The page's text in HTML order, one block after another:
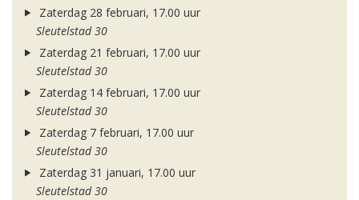
Zaterdag 28 februari, 17.00 uur
Sleutelstad 30
Zaterdag 21 februari, 17.00 uur
Sleutelstad 30
Zaterdag 14 februari, 17.00 uur
Sleutelstad 30
Zaterdag 7 februari, 17.00 uur
Sleutelstad 30
Zaterdag 31 januari, 17.00 uur
Sleutelstad 30